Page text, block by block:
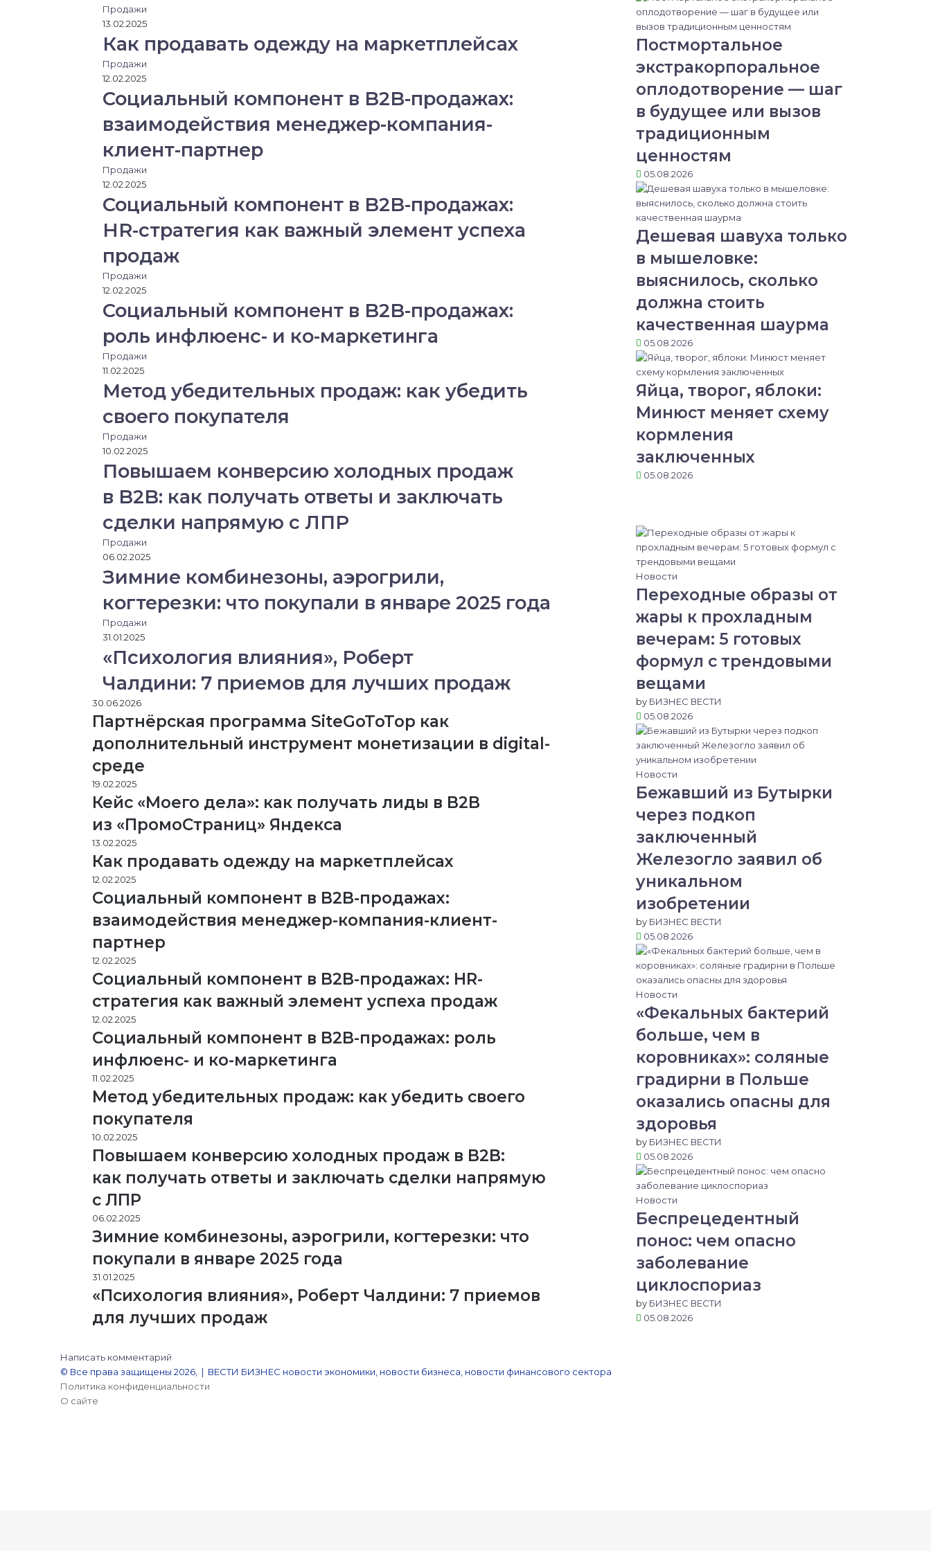
р
н
н
ю
о
Продажи
13.02.2025
Как продавать одежду на маркетплейсах
Продажи
12.02.2025
Социальный компонент в B2B-продажах:
взаимодействия менеджер-компания-
клиент-партнер
Продажи
12.02.2025
Социальный компонент в B2B-продажах:
HR-стратегия как важный элемент успеха
продаж
Продажи
12.02.2025
Социальный компонент в B2B-продажах:
роль инфлюенс- и ко-маркетинга
Продажи
11.02.2025
Метод убедительных продаж: как убедить
своего покупателя
Продажи
10.02.2025
Повышаем конверсию холодных продаж
в B2B: как получать ответы и заключать
сделки напрямую с ЛПР
Продажи
06.02.2025
Зимние комбинезоны, аэрогрили,
когтерезки: что покупали в январе 2025 года
Продажи
31.01.2025
«Психология влияния», Роберт
Чалдини: 7 приемов для лучших продаж
30.06.2026
Партнёрская программа SiteGoToTop как
дополнительный инструмент монетизации в digital-
среде
19.02.2025
Кейс «Моего дела»: как получать лиды в B2B
из «ПромоСтраниц» Яндекса
13.02.2025
Как продавать одежду на маркетплейсах
12.02.2025
Социальный компонент в B2B-продажах:
взаимодействия менеджер-компания-клиент-
партнер
12.02.2025
Социальный компонент в B2B-продажах: HR-
стратегия как важный элемент успеха продаж
12.02.2025
Социальный компонент в B2B-продажах: роль
инфлюенс- и ко-маркетинга
11.02.2025
Метод убедительных продаж: как убедить своего
покупателя
10.02.2025
Повышаем конверсию холодных продаж в B2B:
как получать ответы и заключать сделки напрямую
с ЛПР
06.02.2025
Зимние комбинезоны, аэрогрили, когтерезки: что
покупали в январе 2025 года
31.01.2025
«Психология влияния», Роберт Чалдини: 7 приемов
для лучших продаж
Написать комментарий
Постмортальное
экстракорпоральное
оплодотворение — шаг
в будущее или вызов
традиционным
ценностям
05.08.2026
Дешевая шавуха только
в мышеловке:
выяснилось, сколько
должна стоить
качественная шаурма
05.08.2026
Яйца, творог, яблоки:
Минюст меняет схему
кормления
заключенных
05.08.2026
Новости
Переходные образы от
жары к прохладным
вечерам: 5 готовых
формул с трендовыми
вещами
by БИЗНЕС ВЕСТИ
05.08.2026
Новости
Бежавший из Бутырки
через подкоп
заключенный
Железогло заявил об
уникальном
изобретении
by БИЗНЕС ВЕСТИ
05.08.2026
Новости
«Фекальных бактерий
больше, чем в
коровниках»: соляные
градирни в Польше
оказались опасны для
здоровья
by БИЗНЕС ВЕСТИ
05.08.2026
Новости
Беспрецедентный
понос: чем опасно
заболевание
циклоспориаз
by БИЗНЕС ВЕСТИ
05.08.2026
© Все права защищены 2026, | ВЕСТИ БИЗНЕС новости экономики, новости бизнеса, новости финансового сектора
Политика конфиденциальности
О сайте